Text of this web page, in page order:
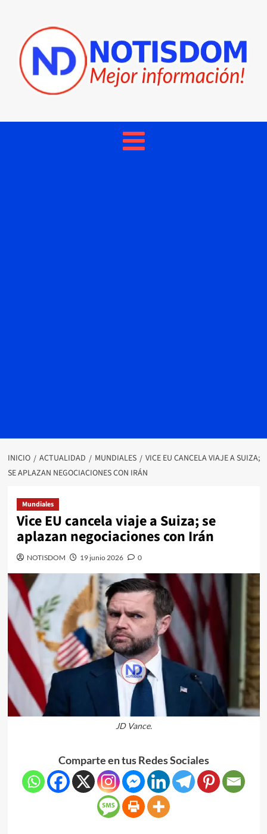
INICIO ACTUALIDAD MUNDIALES
VICE EU CANCELA VIAJE A SUIZA;
SE APLAZAN NEGOCIACIONES CON IRÁN
Mundiales
Vice EU cancela viaje a Suiza; se
aplazan negociaciones con Irán
NOTISDOM 19 junio 2026 0
JD Vance.
Comparte en tus Redes Sociales